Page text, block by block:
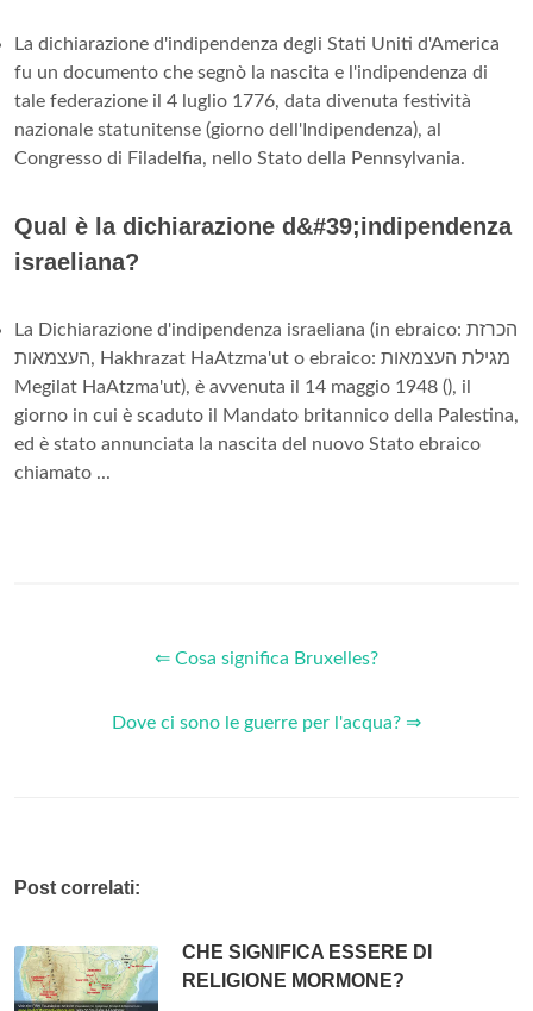
La dichiarazione d'indipendenza degli Stati Uniti d'America
fu un documento che segnò la nascita e l'indipendenza di
tale federazione il 4 luglio 1776, data divenuta festività
nazionale statunitense (giorno dell'Indipendenza), al
Congresso di Filadelfia, nello Stato della Pennsylvania.
Qual è la dichiarazione d&#39;indipendenza
israeliana?
La Dichiarazione d'indipendenza israeliana (in ebraico: הכרזת
העצמאות, Hakhrazat HaAtzma'ut o ebraico: מגילת העצמאות
Megilat HaAtzma'ut), è avvenuta il 14 maggio 1948 (), il
giorno in cui è scaduto il Mandato britannico della Palestina,
ed è stato annunciata la nascita del nuovo Stato ebraico
chiamato ...
⇐ Cosa significa Bruxelles?
Dove ci sono le guerre per l'acqua? ⇒
Post correlati:
CHE SIGNIFICA ESSERE DI
RELIGIONE MORMONE?